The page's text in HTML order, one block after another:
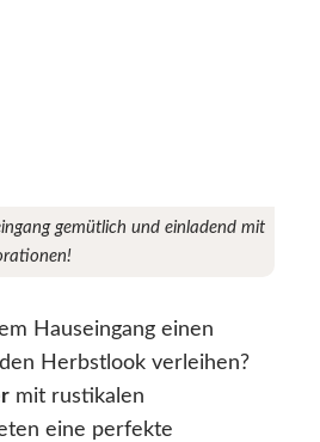
gemütlich und einladend mit
Hauseingang einen
Herbstlook verleihen?
mit rustikalen
eine perfekte